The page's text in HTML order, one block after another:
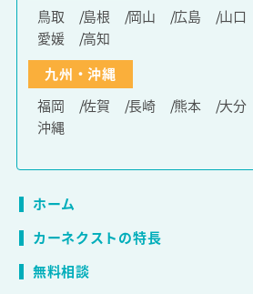
鳥取
島根 岡山 広島 山口
愛媛
高知
九州・沖縄
福岡
佐賀 長崎 熊本 大分
沖縄
ホーム
カーネクストの特長
無料相談